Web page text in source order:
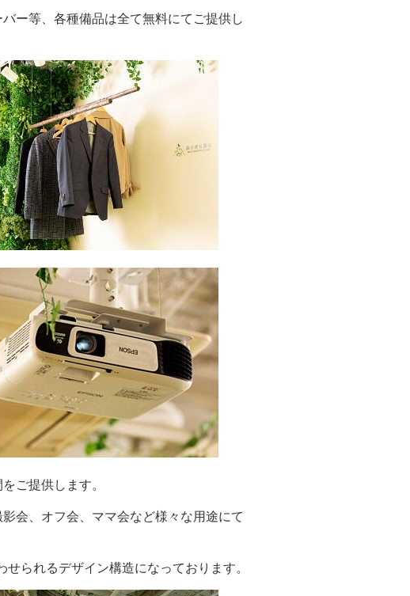
ー等、各種備品は全て無料にてご提供し
ご提供します。
会、オフ会、ママ会など様々な用途にて
られるデザイン構造になっております。